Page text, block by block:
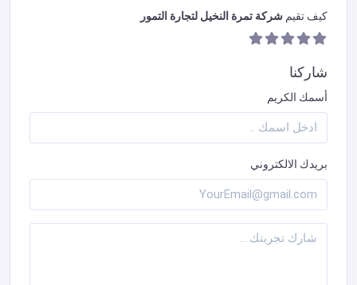
كيف تقيم شركة تمرة النخيل لتجارة التمور
شاركنا
أسمك الكريم
بريدك الالكتروني